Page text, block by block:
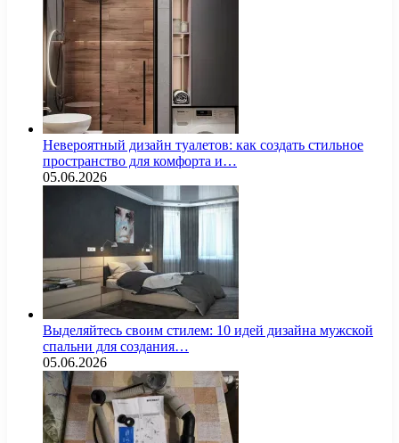
Невероятный дизайн туалетов: как создать стильное
пространство для комфорта и…
05.06.2026
Выделяйтесь своим стилем: 10 идей дизайна мужской
спальни для создания…
05.06.2026